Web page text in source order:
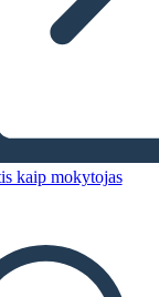
kaip mokytojas
lentą